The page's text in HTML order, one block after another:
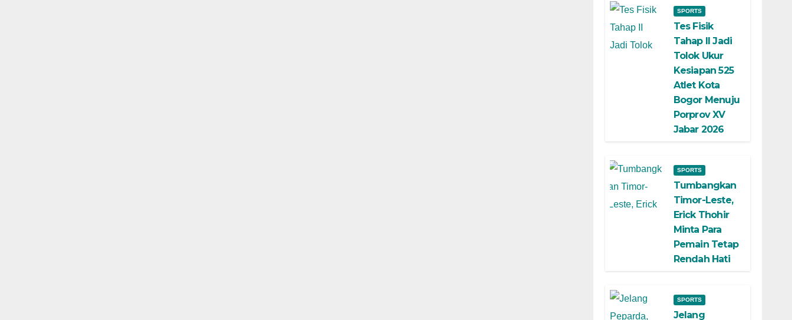
SPORTS
Tes Fisik
Tahap II Jadi
Tolok Ukur
Kesiapan 525
Atlet Kota
Bogor Menuju
Porprov XV
Jabar 2026
SPORTS
Tumbangkan
Timor-Leste,
Erick Thohir
Minta Para
Pemain Tetap
Rendah Hati
SPORTS
Jelang